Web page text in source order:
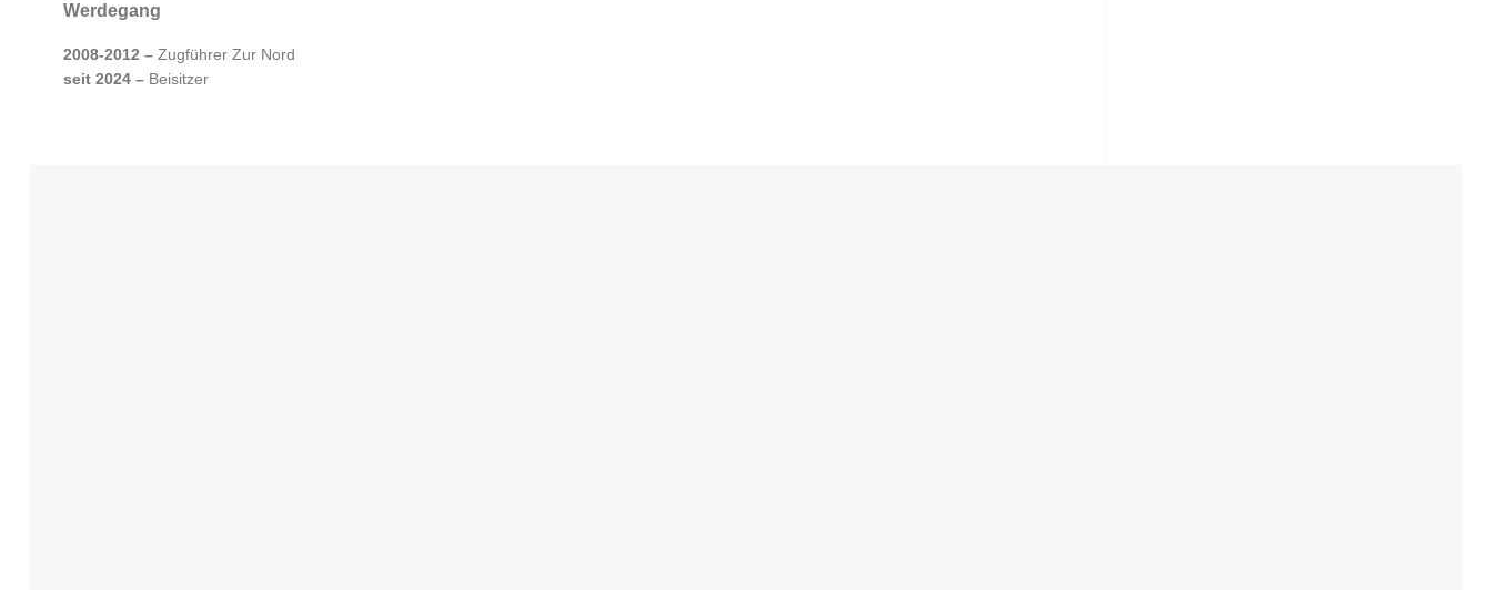
Werdegang
2008-2012 – Zugführer Zur Nord
seit 2024 – Beisitzer